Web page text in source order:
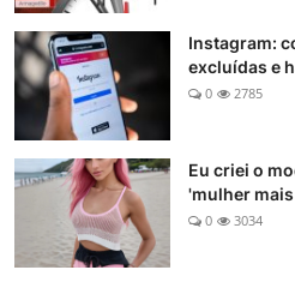
Instagram:
excluídas e
0 2785
Eu criei o
'mulher mais
0 3034